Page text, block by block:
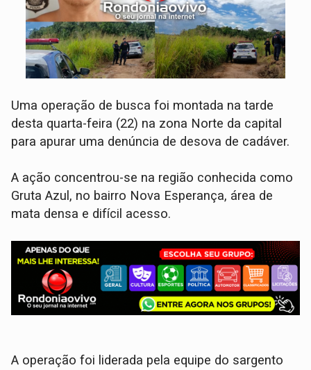
Uma operação de busca foi montada na tarde
desta quarta-feira (22) na zona Norte da capital
para apurar uma denúncia de desova de cadáver.
A ação concentrou-se na região conhecida como
Gruta Azul, no bairro Nova Esperança, área de
mata densa e difícil acesso.
​A operação foi liderada pela equipe do sargento